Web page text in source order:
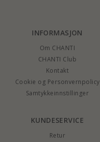
INFORMASJON
Om CHANTI
CHANTI Club
Kontakt
Cookie og Personvernpolicy
Samtykkeinnstillinger
KUNDESERVICE
Retur